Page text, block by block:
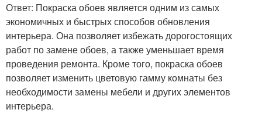
Ответ: Покраска обоев является одним из самых
экономичных и быстрых способов обновления
интерьера. Она позволяет избежать дорогостоящих
работ по замене обоев, а также уменьшает время
проведения ремонта. Кроме того, покраска обоев
позволяет изменить цветовую гамму комнаты без
необходимости замены мебели и других элементов
интерьера.